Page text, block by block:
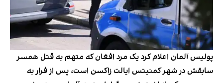
پولیس آلمان اعلام کرد یک مرد افغان که متهم به قتل همسر
سابقش در شهر کمنیتس ایالت زاکسن است، پس از فرار به